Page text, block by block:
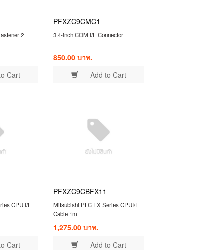
2
Cart
PFXZC9CMC1
3.4-inch COM I/F Connector
850.00 บาท.
Add to Cart
CPU I/F
Cart
PFXZC9CBFX11
Mitsubishi PLC FX Series CPUI/F
Cable 1m
1,275.00 บาท.
Add to Cart